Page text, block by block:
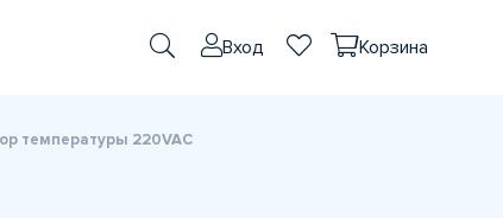
Вход Корзина
температуры 220VAC